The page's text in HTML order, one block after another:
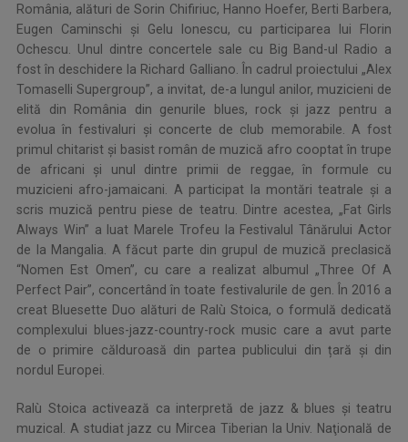
România, alături de Sorin Chifiriuc, Hanno Hoefer, Berti Barbera,
Eugen Caminschi și Gelu Ionescu, cu participarea lui Florin
Ochescu. Unul dintre concertele sale cu Big Band-ul Radio a
fost în deschidere la Richard Galliano. În cadrul proiectului „Alex
Tomaselli Supergroup”, a invitat, de-a lungul anilor, muzicieni de
elită din România din genurile blues, rock și jazz pentru a
evolua în festivaluri și concerte de club memorabile. A fost
primul chitarist și basist român de muzică afro cooptat în trupe
de africani și unul dintre primii de reggae, în formule cu
muzicieni afro-jamaicani. A participat la montări teatrale și a
scris muzică pentru piese de teatru. Dintre acestea, „Fat Girls
Always Win” a luat Marele Trofeu la Festivalul Tânărului Actor
de la Mangalia. A făcut parte din grupul de muzică preclasică
“Nomen Est Omen”, cu care a realizat albumul „Three Of A
Perfect Pair”, concertând în toate festivalurile de gen. În 2016 a
creat Bluesette Duo alături de Ralù Stoica, o formulă dedicată
complexului blues-jazz-country-rock music care a avut parte
de o primire călduroasă din partea publicului din țară și din
nordul Europei.
Ralù Stoica activează ca interpretă de jazz & blues şi teatru
muzical. A studiat jazz cu Mircea Tiberian la Univ. Naţională de